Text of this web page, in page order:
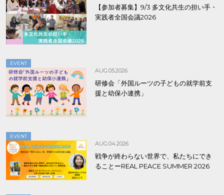
【参加者募集】9/3 多文化共生の担い手・
実践者全国会議2026
EVENT
AUG.05.2026
研修会「外国ルーツの子どもの就学前支
援と幼保小連携」
EVENT
AUG.04.2026
戦争が終わらない世界で、私たちにでき
ることーREAL PEACE SUMMER 2026